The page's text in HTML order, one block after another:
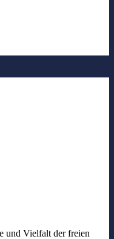
und Vielfalt der freien